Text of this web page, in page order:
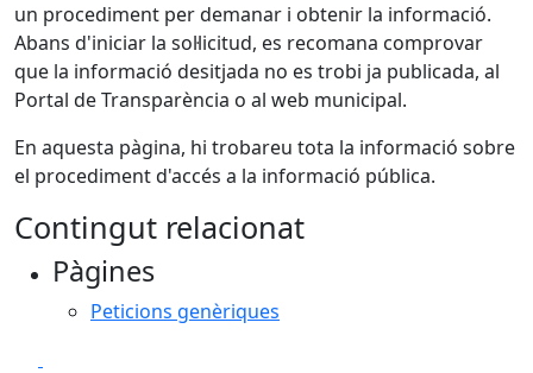
un procediment per demanar i obtenir la informació.
Abans d'iniciar la sol·licitud, es recomana comprovar
que la informació desitjada no es trobi ja publicada, al
Portal de Transparència o al web municipal.
En aquesta pàgina, hi trobareu tota la informació sobre
el procediment d'accés a la informació pública.
Contingut relacionat
Pàgines
Peticions genèriques